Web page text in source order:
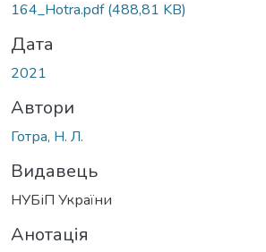
164_Hotra.pdf(488,81 KB)
Дата
2021
Автори
Готра, Н. Л.
Видавець
НУБіП України
Анотація